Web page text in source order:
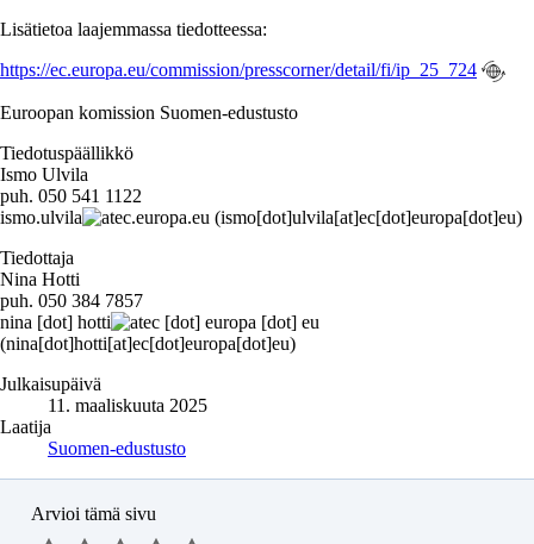
Lisätietoa laajemmassa tiedotteessa:
https://ec.europa.eu/commission/presscorner/detail/fi/ip_25_724
Euroopan komission Suomen-edustusto
Tiedotuspäällikkö
Ismo Ulvila
puh. 050 541 1122
ismo.ulvila ec.europa.eu (ismo[dot]ulvila[at]ec[dot]europa[dot]eu)
Tiedottaja
Nina Hotti
puh. 050 384 7857
nina [dot] hotti ec [dot] europa [dot] eu
(nina[dot]hotti[at]ec[dot]europa[dot]eu)
Julkaisupäivä
11. maaliskuuta 2025
Laatija
Suomen-edustusto
Arvioi tämä sivu